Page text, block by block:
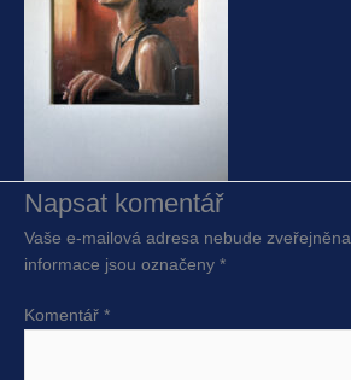
Napsat komentář
Vaše e-mailová adresa nebude zveřejněna.
informace jsou označeny *
Komentář *